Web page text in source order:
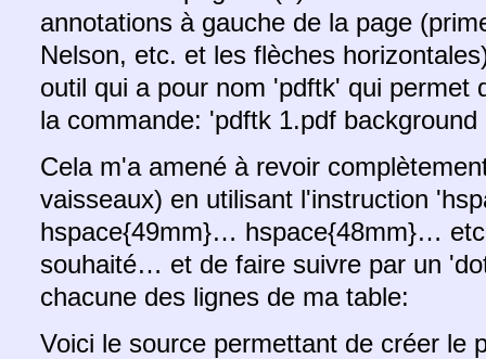
annotations à gauche de la page
Nelson, etc. et les flèches
outil qui a pour nom 'pdftk' qui permet
la commande: 'pdftk 1.pdf
Cela m'a amené à revoir
vaisseaux) en utilisant l'instruction
hspace{49mm}… hspace{48mm}…
souhaité… et de faire suivre par un
chacune des lignes de ma table:
Voici le source permettant de créer le